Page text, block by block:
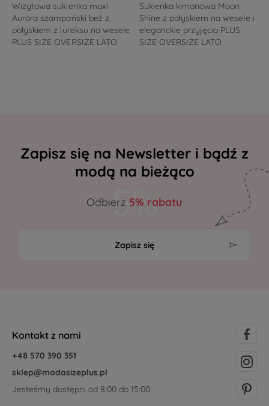
Wizytowa sukienka maxi
Aurora szampański beż z
połyskiem z lureksu na wesele
PLUS SIZE OVERSIZE LATO
Sukienka kimonowa Moon
Shine z połyskiem na wesele i
eleganckie przyjęcia PLUS
SIZE OVERSIZE LATO
Zapisz się na Newsletter i bądź z
modą na bieżąco
Odbierz 5% rabatu
Zapisz się
Kontakt z nami
+48 570 390 351
sklep@modasizeplus.pl
Jesteśmy dostępni od 8:00 do 15:00